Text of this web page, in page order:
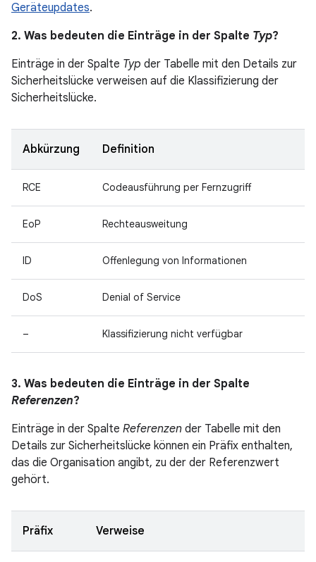
Geräteupdates.
2. Was bedeuten die Einträge in der Spalte Typ?
Einträge in der Spalte Typ der Tabelle mit den Details zur
Sicherheitslücke verweisen auf die Klassifizierung der
Sicherheitslücke.
Abkürzung Definition
RCE Codeausführung per Fernzugriff
EoP Rechteausweitung
ID Offenlegung von Informationen
DoS Denial of Service
– Klassifizierung nicht verfügbar
3. Was bedeuten die Einträge in der Spalte
Referenzen?
Einträge in der Spalte Referenzen der Tabelle mit den
Details zur Sicherheitslücke können ein Präfix enthalten,
das die Organisation angibt, zu der der Referenzwert
gehört.
Präfix Verweise